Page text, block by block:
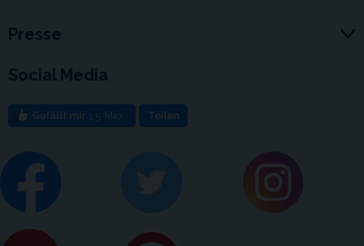
Presse
Social Media